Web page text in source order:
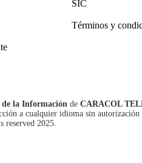
SIC
Términos y
la Información de CARACOL
a cualquier idioma sin autorización
2025.